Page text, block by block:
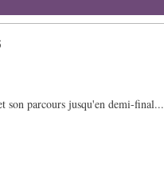
son parcours jusqu'en demi-final...